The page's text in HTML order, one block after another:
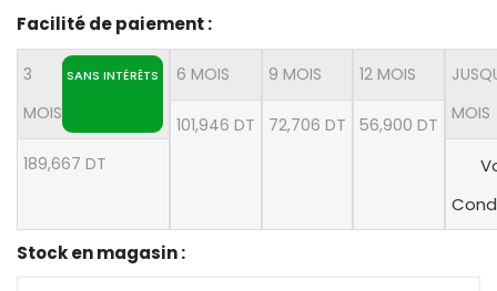
Facilité de paiement :
3
MOIS
SANS INTÉRÊTS
189,667 DT
6 MOIS
101,946 DT
9 MOIS
72,706 DT
12 MOIS
56,900 DT
MOIS
Stock en magasin :